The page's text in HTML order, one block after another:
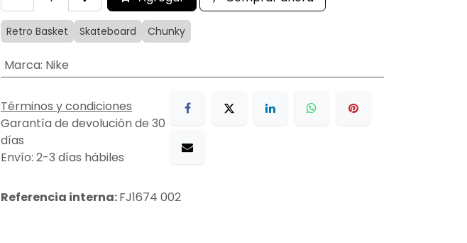
Retro Basket Skateboard Chunky
Marca: Nike
Términos y condiciones
Garantía de devolución de 30
días
Envío: 2-3 días hábiles
Referencia interna:FJ1674 002